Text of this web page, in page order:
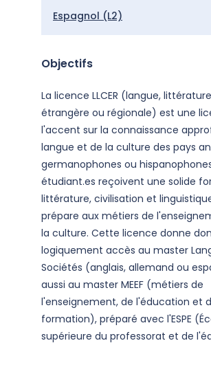
Espagnol (L2)
Objectifs
La licence LLCER (langue,
étrangère ou régionale) est une
l'accent sur la connaissance
langue et de la culture des pays
germanophones ou
étudiant.es reçoivent une solide
littérature, civilisation et
prépare aux métiers de
la culture. Cette licence donne
logiquement accès au master
Sociétés (anglais, allemand ou
aussi au master MEEF (métiers de
l'enseignement, de l'éducation et
formation), préparé avec l'ESPE
supérieure du professorat et de